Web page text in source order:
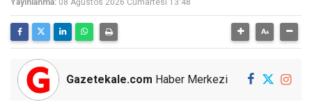
Yayınlanma: 08 Ağustos 2026 Cumartesi 13:48
Gazetekale.com Haber Merkezi